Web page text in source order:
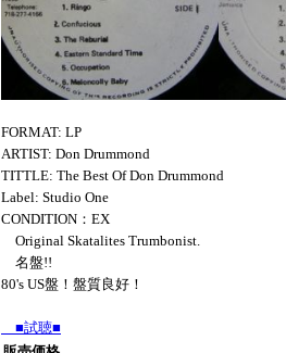
FORMAT: LP
ARTIST: Don Drummond
TITTLE: The Best Of Don Drummond
Label: Studio One
CONDITION：EX
Original Skatalites Trumbonist.
名盤!!
80's US盤！盤質良好！
■試聴■